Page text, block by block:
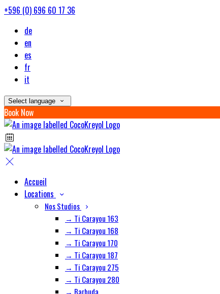
+596 (0) 696 60 17 36
de
en
es
fr
it
Select language
Book Now
Accueil
Locations
Nos Studios
→ Ti Carayou 163
→ Ti Carayou 168
→ Ti Carayou 170
→ Ti Carayou 187
→ Ti Carayou 275
→ Ti Carayou 280
→ Barbuda